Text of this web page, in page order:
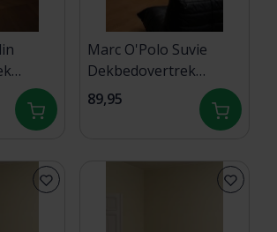
220
Marc O'Polo Suvie
Dekbedovertrek
Oatmeal 140x200/220
89,95